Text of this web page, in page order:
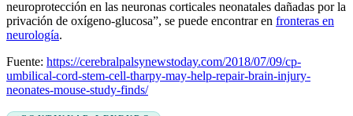
neuroprotección en las neuronas corticales neonatales dañadas por la
privación de oxígeno-glucosa”, se puede encontrar en fronteras en
neurología.
Fuente: https://cerebralpalsynewstoday.com/2018/07/09/cp-
umbilical-cord-stem-cell-tharpy-may-help-repair-brain-injury-
neonates-mouse-study-finds/